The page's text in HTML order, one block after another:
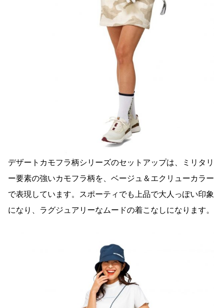
デザートカモフラ柄シリーズのセットアップは、ミリタリ
ー要素の強いカモフラ柄を、ベージュ＆エクリューカラー
で表現しています。スポーティでも上品で大人っぽい印象
になり、ラグジュアリーなムードの着こなしになります。